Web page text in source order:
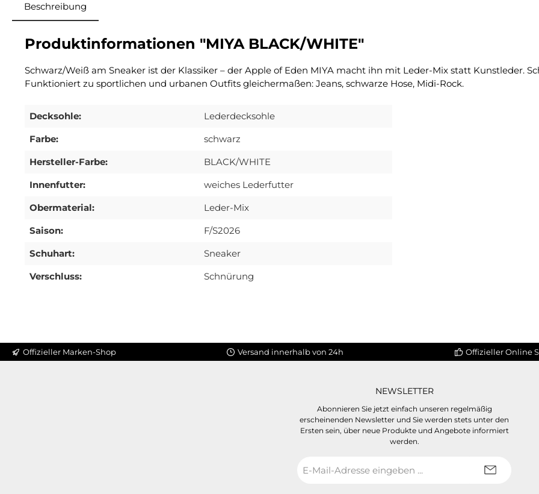
Beschreibung
Produktinformationen "MIYA BLACK/WHITE"
Schwarz/Weiß am Sneaker ist der Klassiker – der Apple of Eden MIYA macht ihn mit Leder-Mix statt Kunstleder.
Funktioniert zu sportlichen und urbanen Outfits gleichermaßen: Jeans, schwarze Hose, Midi-Rock.
Decksohle:
Lederdecksohle
Farbe:
schwarz
Hersteller-Farbe:
BLACK/WHITE
Innenfutter:
weiches Lederfutter
Obermaterial:
Leder-Mix
Saison:
F/S2026
Schuhart:
Sneaker
Verschluss:
Schnürung
Offizieller Marken-Shop Versand innerhalb von 24h Offizieller Online
NEWSLETTER
Abonnieren Sie jetzt einfach unseren regelmäßig
erscheinenden Newsletter und Sie werden stets unter den
Ersten sein, über neue Produkte und Angebote informiert
werden.
Mail-